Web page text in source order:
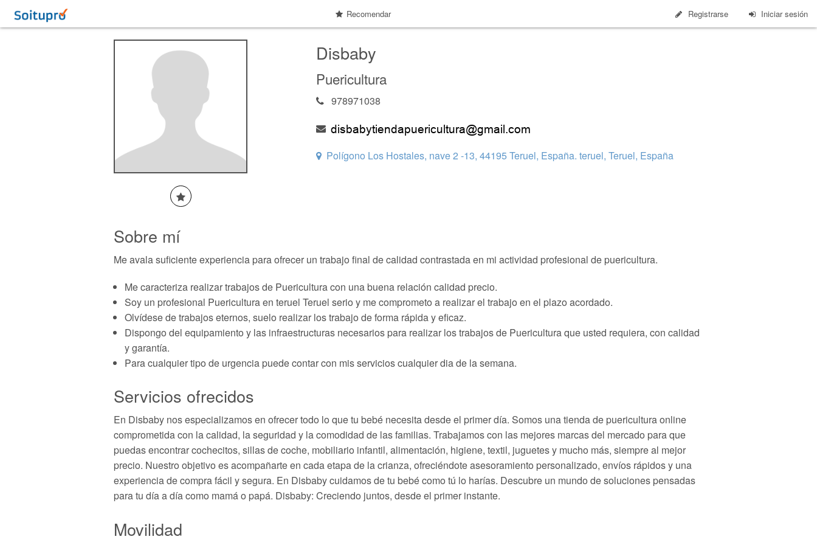
Recomendar Registrarse Iniciar sesión
Disbaby
Puericultura
978971038
Polígono Los Hostales, nave 2 -13, 44195 Teruel, España. teruel, Teruel, España
Sobre mí
Me avala suficiente experiencia para ofrecer un trabajo final de calidad contrastada en mi actividad profesional de puericultura.
Me caracteriza realizar trabajos de Puericultura con una buena relación calidad precio.
Soy un profesional Puericultura en teruel Teruel serio y me comprometo a realizar el trabajo en el plazo acordado.
Olvídese de trabajos eternos, suelo realizar los trabajo de forma rápida y eficaz.
Dispongo del equipamiento y las infraestructuras necesarios para realizar los trabajos de Puericultura que usted requiera, con calidad
y garantía.
Para cualquier tipo de urgencia puede contar con mis servicios cualquier dia de la semana.
Servicios ofrecidos
En Disbaby nos especializamos en ofrecer todo lo que tu bebé necesita desde el primer día. Somos una tienda de puericultura online
comprometida con la calidad, la seguridad y la comodidad de las familias. Trabajamos con las mejores marcas del mercado para que
puedas encontrar cochecitos, sillas de coche, mobiliario infantil, alimentación, higiene, textil, juguetes y mucho más, siempre al mejor
precio. Nuestro objetivo es acompañarte en cada etapa de la crianza, ofreciéndote asesoramiento personalizado, envíos rápidos y una
experiencia de compra fácil y segura. En Disbaby cuidamos de tu bebé como tú lo harías. Descubre un mundo de soluciones pensadas
para tu día a día como mamá o papá. Disbaby: Creciendo juntos, desde el primer instante.
Movilidad